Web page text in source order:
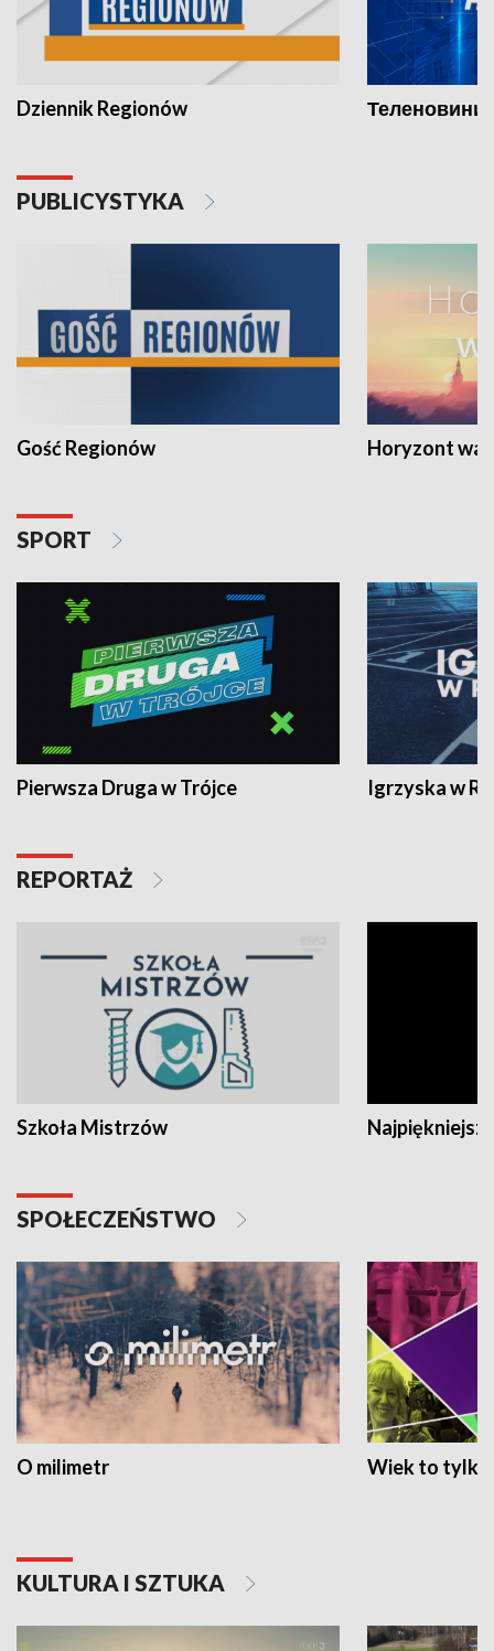
Dziennik Regionów Теленовини
PUBLICYSTYKA
Gość Regionów Horyzont
SPORT
Pierwsza Druga w Trójce Igrzyska w
REPORTAŻ
Szkoła Mistrzów
SPOŁECZEŃSTWO
O milimetr Wiek to tylko
KULTURA I SZTUKA